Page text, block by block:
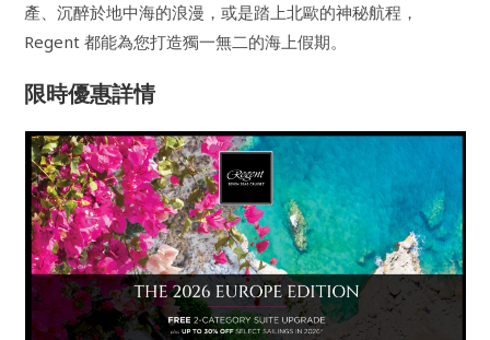
產、沉醉於地中海的浪漫，或是踏上北歐的神秘航程，
Regent 都能為您打造獨一無二的海上假期。
限時優惠詳情